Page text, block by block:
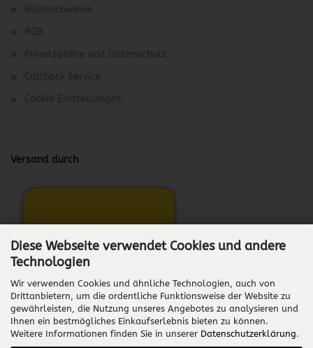
Diese Webseite verwendet Cookies und andere
Technologien
Wir verwenden Cookies und ähnliche Technologien, auch von
Drittanbietern, um die ordentliche Funktionsweise der Website zu
gewährleisten, die Nutzung unseres Angebotes zu analysieren und
Ihnen ein bestmögliches Einkaufserlebnis bieten zu können.
Weitere Informationen finden Sie in unserer Datenschutzerklärung.
Bildnachweise
AGB
Privatsphäre und Datenschutz
Callback Service
Cookie Einstellungen
Versand durch